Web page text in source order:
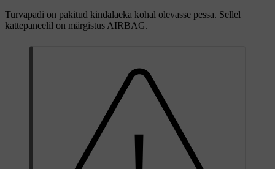
Turvapadi on pakitud kindalaeka kohal olevasse pessa. Sellel
kattepaneelil on märgistusAIRBAG.